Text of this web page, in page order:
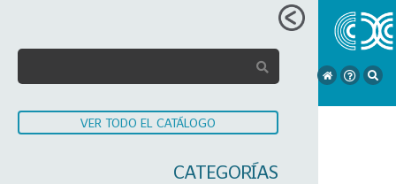
VER TODO EL CATÁLOGO
CATEGORÍAS